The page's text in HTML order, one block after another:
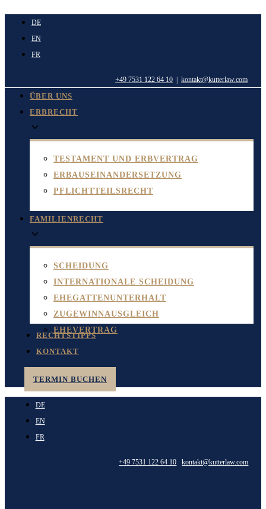
Inhalt
springen
DE
EN
FR
+49 7531 122 64 10 |kontakt@kutterlaw.com
ÜBER UNS
ERBRECHT
TESTAMENT UND ERBVERTRAG
ERBAUSEINANDERSETZUNG
PFLICHTTEILSRECHT
FAMILIENRECHT
SCHEIDUNG
INTERNATIONALE SCHEIDUNG
EHEGATTENUNTERHALT
ZUGEWINNAUSGLEICH
EHEVERTRAG
RECHTSTIPPS
KONTAKT
TERMIN BUCHEN
DE
EN
FR
+49 7531 122 64 10 kontakt@kutterlaw.com